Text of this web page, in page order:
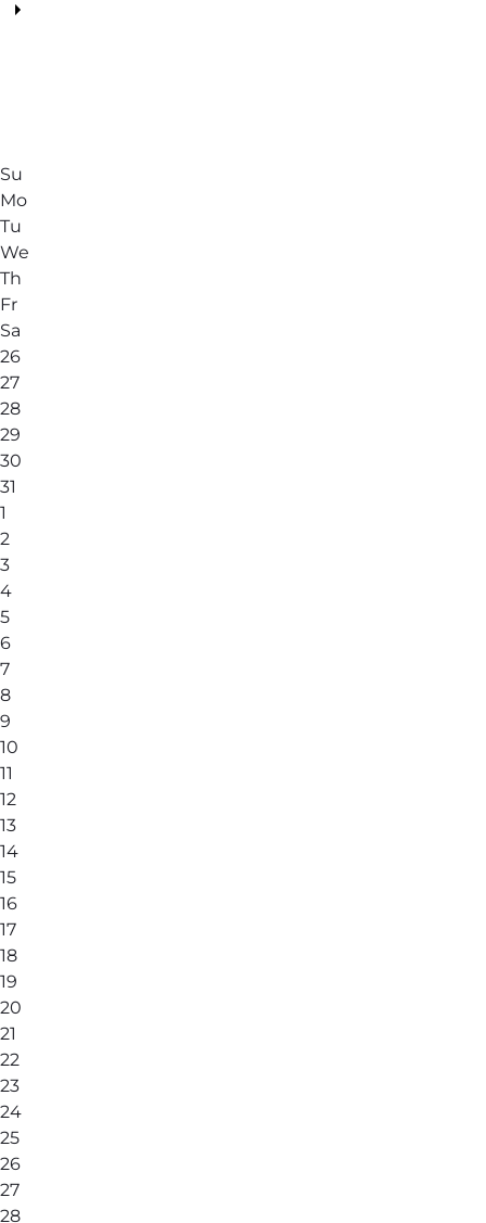
Su
Mo
Tu
We
Th
Fr
Sa
26
27
28
29
30
31
1
2
3
4
5
6
7
8
9
10
11
12
13
14
15
16
17
18
19
20
21
22
23
24
25
26
27
28